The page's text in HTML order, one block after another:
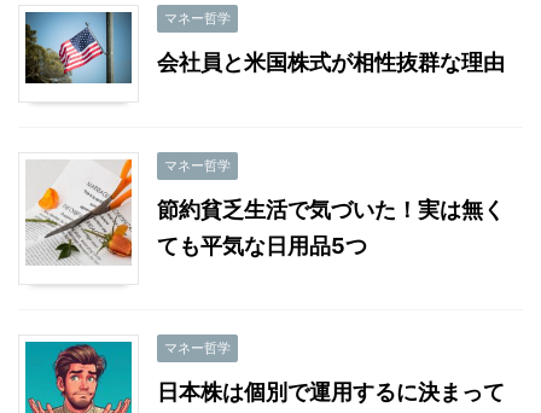
マネー哲学
会社員と米国株式が相性抜群な理由
マネー哲学
節約貧乏生活で気づいた！実は無く
ても平気な日用品5つ
マネー哲学
日本株は個別で運用するに決まって